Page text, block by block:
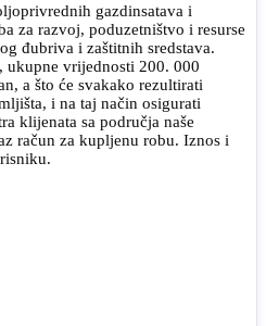
gazdinsatava i
za razvoj, poduzetništvo i resurse
đubriva i zaštitnih sredstava.
ukupne vrijednosti 200. 000
a što će svakako rezultirati
i na taj način osigurati
klijenata sa područja naše
račun za kupljenu robu. Iznos i